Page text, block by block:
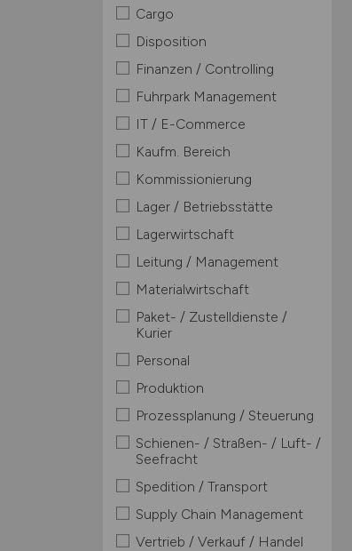
Cargo
Disposition
Finanzen / Controlling
Fuhrpark Management
IT / E-Commerce
Kaufm. Bereich
Kommissionierung
Lager / Betriebsstätte
Lagerwirtschaft
Leitung / Management
Materialwirtschaft
Paket- / Zustelldienste /
Kurier
Personal
Produktion
Prozessplanung / Steuerung
Schienen- / Straßen- / Luft- /
Seefracht
Spedition / Transport
Supply Chain Management
Vertrieb / Verkauf / Handel